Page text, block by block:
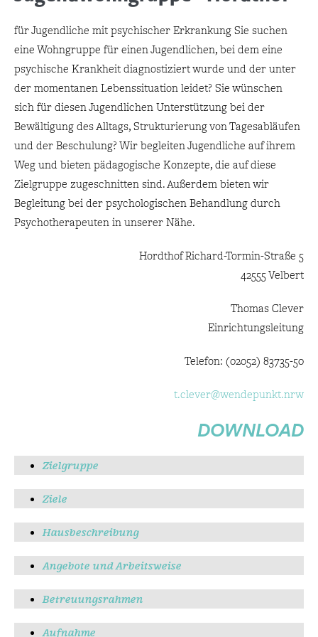
für Jugendliche mit psychischer Erkrankung Sie suchen
eine Wohngruppe für einen Jugendlichen, bei dem eine
psychische Krankheit diagnostiziert wurde und der unter
der momentanen Lebenssituation leidet? Sie wünschen
sich für diesen Jugendlichen Unterstützung bei der
Bewältigung des Alltags, Strukturierung von Tagesabläufen
und der Beschulung? Wir begleiten Jugendliche auf ihrem
Weg und bieten pädagogische Konzepte, die auf diese
Zielgruppe zugeschnitten sind. Außerdem bieten wir
Begleitung bei der psychologischen Behandlung durch
Psychotherapeuten in unserer Nähe.
Hordthof Richard-Tormin-Straße 5
42555 Velbert
Thomas Clever
Einrichtungsleitung
Telefon: (02052) 83735-50
t.clever@wendepunkt.nrw
DOWNLOAD
Zielgruppe
Ziele
Hausbeschreibung
Angebote und Arbeitsweise
Betreuungsrahmen
Aufnahme